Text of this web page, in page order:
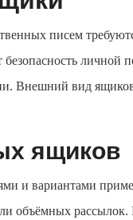
писем
личной
Внешний вид ящиков
ящиков
и вариантами
объёмных